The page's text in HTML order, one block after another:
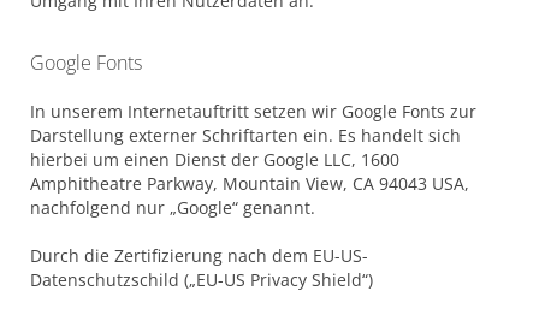
Google Fonts
In unserem Internetauftritt setzen wir Google Fonts zur
Darstellung externer Schriftarten ein. Es handelt sich
hierbei um einen Dienst der Google LLC, 1600
Amphitheatre Parkway, Mountain View, CA 94043 USA,
nachfolgend nur „Google“ genannt.
Durch die Zertifizierung nach dem EU-US-
Datenschutzschild („EU-US Privacy Shield“)